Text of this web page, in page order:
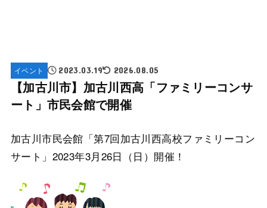
イベント 2023.03.19 2026.08.05
【加古川市】加古川西高「ファミリーコンサ
ート」市民会館で開催
加古川市民会館「第7回加古川西高校ファミリーコン
サート」2023年3月26日（日）開催！